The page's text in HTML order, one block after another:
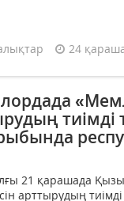
24
тиімді
21 қарашада
арттырудың